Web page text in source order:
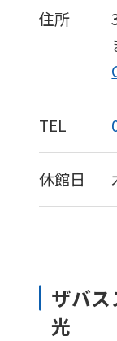
住所
TEL
休館日
ザバ
光